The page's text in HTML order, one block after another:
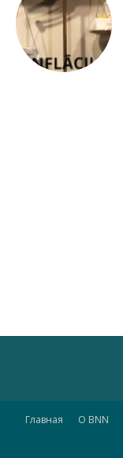
Главная О BNN